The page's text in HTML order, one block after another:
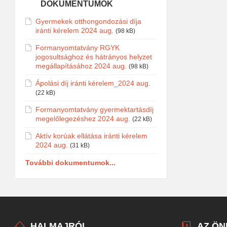
DOKUMENTUMOK
Gyermekek otthongondozási díja
iránti kérelem 2024 aug. (98 kB)
Formanyomtatvány RGYK
jogosultsághoz és hátrányos helyzet
megállapításához 2024 aug. (98 kB)
Ápolási díj iránti kérelem_2024 aug.
(22 kB)
Formanyomtatvány gyermektartásdíj
megelőlegezéshez 2024 aug. (22 kB)
Aktív korúak ellátása iránti kérelem
2024 aug. (31 kB)
További dokumentumok...